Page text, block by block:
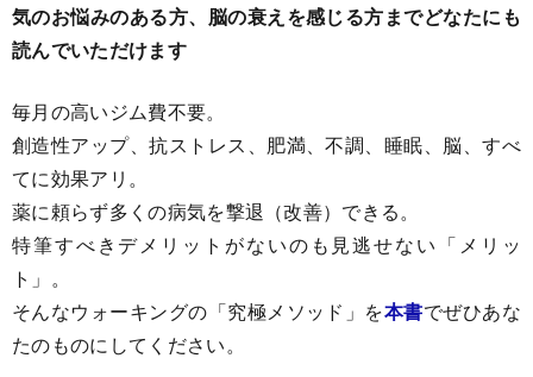
気のお悩みのある方、脳の衰えを感じる方までどなたにも
読んでいただけます
毎月の高いジム費不要。
創造性アップ、抗ストレス、肥満、不調、睡眠、脳、すべ
てに効果アリ。
薬に頼らず多くの病気を撃退（改善）できる。
特筆すべきデメリットがないのも見逃せない「メリッ
ト」。
そんなウォーキングの「究極メソッド」を本書でぜひあな
たのものにしてください。